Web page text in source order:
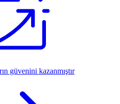
güvenini kazanmıştır